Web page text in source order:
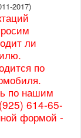
2017)
ли
по
по нашим
614-65-
формой -